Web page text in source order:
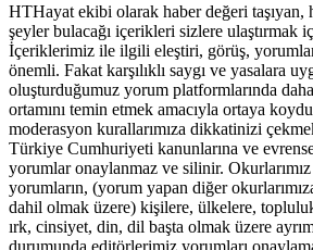
HTHayat ekibi olarak haber değeri taşıyan,
şeyler bulacağı içerikleri sizlere ulaştırmak
İçeriklerimiz ile ilgili eleştiri, görüş,
önemli. Fakat karşılıklı saygı ve yasalara
oluşturduğumuz yorum platformlarında daha
ortamını temin etmek amacıyla ortaya
moderasyon kurallarımıza dikkatinizi
Türkiye Cumhuriyeti kanunlarına ve
yorumlar onaylanmaz ve silinir. Okurlarımız
yorumların, (yorum yapan diğer
dahil olmak üzere) kişilere, ülkelere,
ırk, cinsiyet, din, dil başta olmak üzere
durumunda editörlerimiz yorumları